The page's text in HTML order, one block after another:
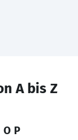
A bis Z
O P